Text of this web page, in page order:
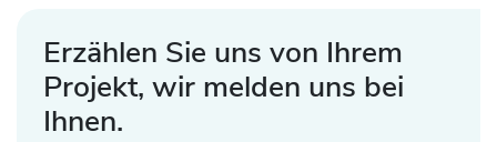
Erzählen Sie uns von Ihrem
Projekt, wir melden uns bei
Ihnen.